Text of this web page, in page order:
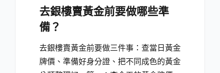
去銀樓賣黃金前要做哪些準
備？
去銀樓賣黃金前要做三件事：查當日黃金
牌價、準備好身分證、把不同成色的黃金